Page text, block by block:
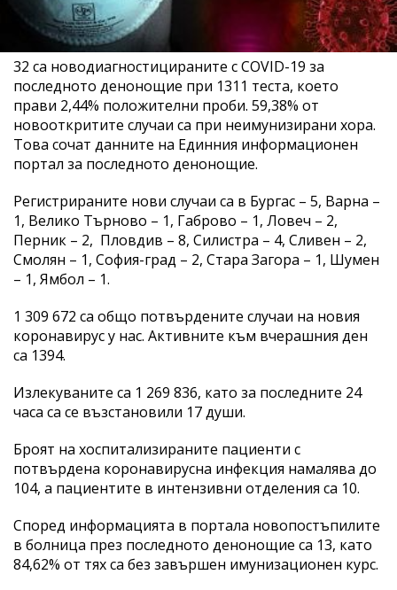
32 са новодиагностицираните с COVID-19 за
последното денонощие при 1311 теста, което
прави 2,44% положителни проби. 59,38% от
новооткритите случаи са при неимунизирани хора.
Това сочат данните на Единния информационен
портал за последното денонощие.
Регистрираните нови случаи са в Бургас – 5, Варна –
1, Велико Търново – 1, Габрово – 1, Ловеч – 2,
Перник – 2, Пловдив – 8, Силистра – 4, Сливен – 2,
Смолян – 1, София-град – 2, Стара Загора – 1, Шумен
– 1, Ямбол – 1.
1 309 672 са общо потвърдените случаи на новия
коронавирус у нас. Активните към вчерашния ден
са 1394.
Излекуваните са 1 269 836, като за последните 24
часа са се възстановили 17 души.
Броят на хоспитализираните пациенти с
потвърдена коронавирусна инфекция намалява до
104, а пациентите в интензивни отделения са 10.
Според информацията в портала новопостъпилите
в болница през последното денонощие са 13, като
84,62% от тях са без завършен имунизационен курс.